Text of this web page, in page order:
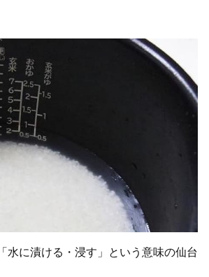
水に漬ける・浸す」という意味の仙台